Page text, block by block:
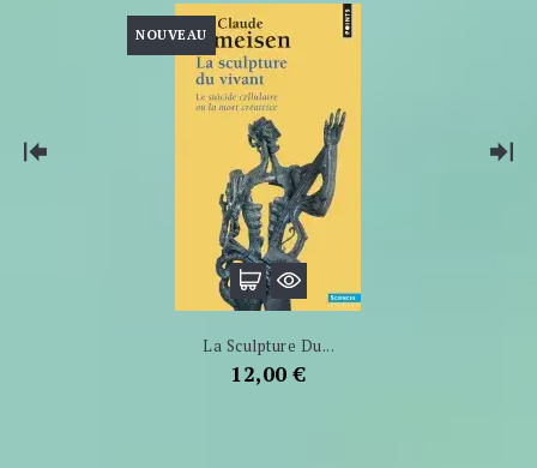
NOUVEAU
La Sculpture Du...
Prix
12,00 €